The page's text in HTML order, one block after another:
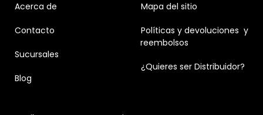
Acerca de
Contacto
Sucursales
Blog
Mapa del sitio
Políticas y devoluciones y
reembolsos
¿Quieres ser Distribuidor?